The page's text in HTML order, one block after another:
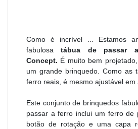
Como é incrível ... Estamos
fabulosatábua de passar
Concept. É muito bem
um grande brinquedo. Como as
ferro reais, é mesmo ajustável em
Este conjunto de brinquedos
passar a ferro inclui um ferro de
botão de rotação e uma capa